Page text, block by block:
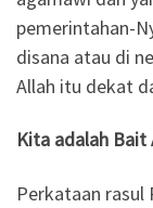
pemerintahan-
disana atau di
Allah itu dekat
Kita adalah Bait
Perkataan